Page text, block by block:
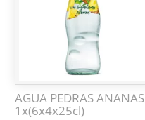
AGUA PEDRAS ANANAS
1x(6x4x25cl)